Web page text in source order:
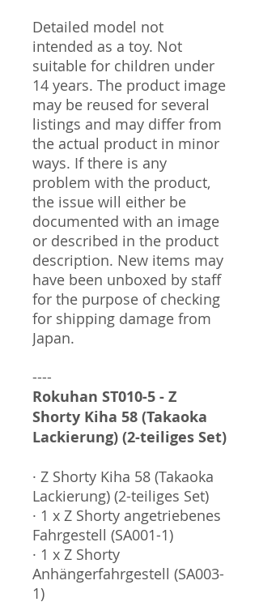
Detailed model not
intended as a toy. Not
suitable for children under
14 years. The product image
may be reused for several
listings and may differ from
the actual product in minor
ways. If there is any
problem with the product,
the issue will either be
documented with an image
or described in the product
description. New items may
have been unboxed by staff
for the purpose of checking
for shipping damage from
Japan.
----
Rokuhan ST010-5 - Z
Shorty Kiha 58 (Takaoka
Lackierung) (2-teiliges Set)​​​​​​​
· Z Shorty Kiha 58 (Takaoka
Lackierung) (2-teiliges Set)​​​​​​​
· 1 x Z Shorty angetriebenes
Fahrgestell (SA001-1)
· 1 x Z Shorty
Anhängerfahrgestell (SA003-
1)